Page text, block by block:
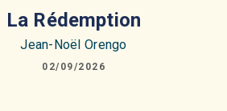
La Rédemption
Jean-Noël Orengo
02/09/2026